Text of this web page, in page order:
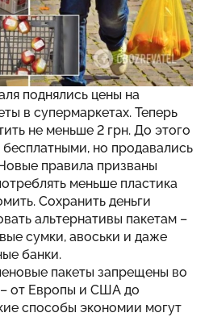
поднялись цены на
в супермаркетах. Теперь
не меньше 2 грн. До этого
но продавались
правила призваны
меньше пластика
Сохранить деньги
альтернативы пакетам –
сумки, авоськи и даже
банки.
пакеты запрещены во
от Европы и США до
способы экономии могут